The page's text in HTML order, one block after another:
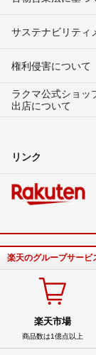
サステナビリティ
権利侵害について
ラクマ公式ショッ
出店について
リンク
楽天のグループサービ
楽天市場
商品数は1億点以上